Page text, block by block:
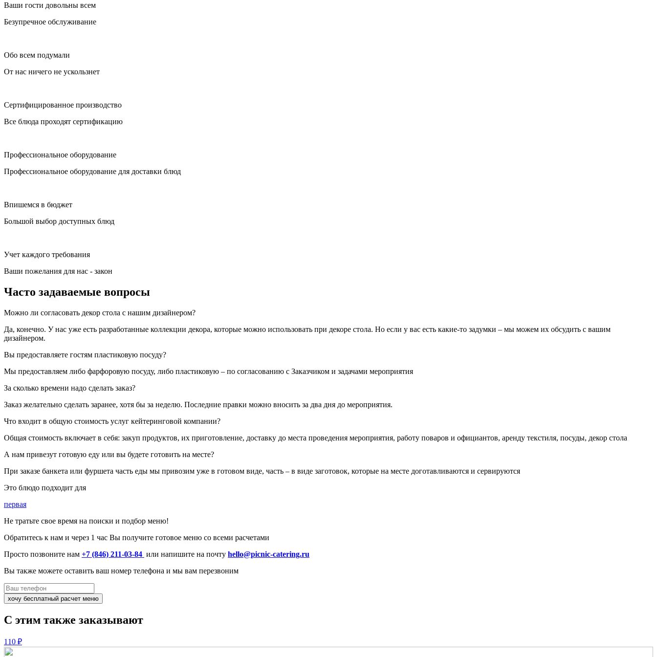
Ваши гости довольны всем
Безупречное обслуживание
Обо всем подумали
От нас ничего не ускользнет
Сертифицированное производство
Все блюда проходят сертификацию
Профессиональное оборудование
Профессиональное оборудование для доставки блюд
Впишемся в бюджет
Большой выбор доступных блюд
Учет каждого требования
Ваши пожелания для нас - закон
Часто задаваемые вопросы
Можно ли согласовать декор стола с нашим дизайнером?
Да, конечно. У нас уже есть разработанные коллекции декора, которые можно использовать при декоре стола. Но если у вас есть какие-то задумки – мы можем их обсудить с вашим
дизайнером.
Вы предоставляете гостям пластиковую посуду?
Мы предоставляем либо фарфоровую посуду, либо пластиковую – по согласованию с Заказчиком и задачами мероприятия
За сколько времени надо сделать заказ?
Заказ желательно сделать заранее, хотя бы за неделю. Последние правки можно вносить за два дня до мероприятия.
Что входит в общую стоимость услуг кейтеринговой компании?
Общая стоимость включает в себя: закуп продуктов, их приготовление, доставку до места проведения мероприятия, работу поваров и официантов, аренду текстиля, посуды, декор стола
А нам привезут готовую еду или вы будете готовить на месте?
При заказе банкета или фуршета часть еды мы привозим уже в готовом виде, часть – в виде заготовок, которые на месте доготавливаются и сервируются
Это блюдо подходит для
первая
Не тратьте свое время на поиски и подбор меню!
Обратитесь к нам и через 1 час Вы получите готовое меню со всеми расчетами
Просто позвоните нам +7 (846) 211-03-84 или напишите на почту hello@picnic-catering.ru
Вы также можете оставить ваш номер телефона и мы вам перезвоним
хочу бесплатный расчет меню
С этим также заказывают
110 ₽